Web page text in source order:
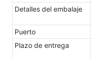
Detalles del embalaje
Puerto
Plazo de entrega